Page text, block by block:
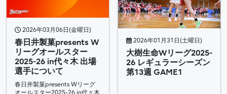
2026年03月06日(金曜日)
春⽇井製菓presents W
リーグオールスター
2025-26 in代々木 出場
選手について
春⽇井製菓presents Wリーグ
オールスター2025-26 in代々木
2026年01月31日(土曜日)
大樹生命Wリーグ2025-
26 レギュラーシーズン
第13週 GAME1